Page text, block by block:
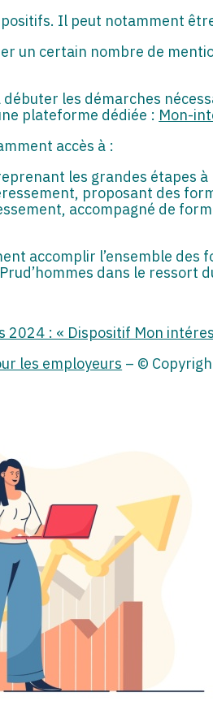
Il peut notamment
un certain nombre de
les démarches
plateforme dédiée : Mon-
accès à :
les grandes étapes
proposant des
accompagné de
accomplir l’ensemble des
dans le ressort
2024 : « Dispositif Mon
les employeurs – ©